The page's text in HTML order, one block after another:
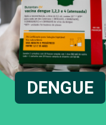
DENGUE